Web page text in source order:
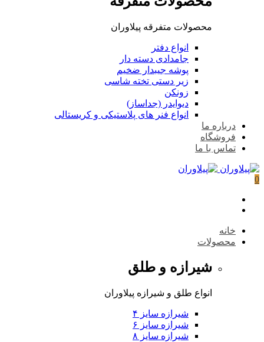
محصولات متفرقه پیلاوران
انواع دفتر
جامدادی دسته دار
پوشه جیبدار ضخیم
زیر دستی تخته شاسی
زونکن
دیوایدر (جداساز)
انواع فنر های پلاستیکی و کریستالی
درباره ما
فروشگاه
تماس با ما
0
خانه
محصولات
شیرازه و طلق
انواع طلق و شیرازه پیلاوران
شیرازه سایز ۴
شیرازه سایز ۶
شیرازه سایز ۸